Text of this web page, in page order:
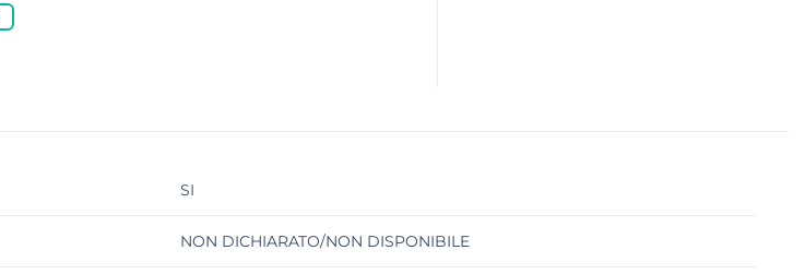
SI
NON DICHIARATO/NON DISPONIBILE